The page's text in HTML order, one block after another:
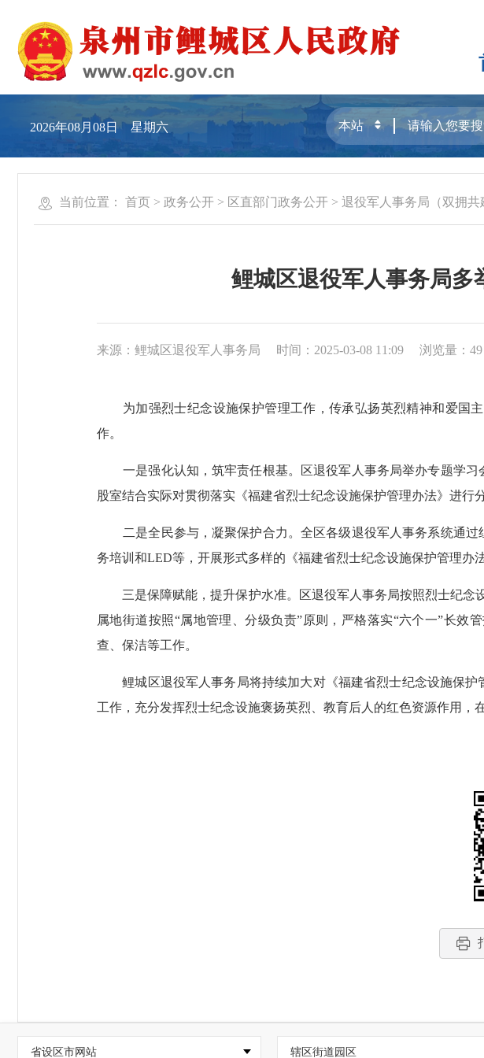
2026年08月08日 星期六
当前位置： 首页 > 政务公开 > 区直部门政务公开 > 退役军人事务局（双拥共
鲤城区退役军人事务局多
来源：鲤城区退役军人事务局 时间：2025-03-08 11:09 浏览量： 49
为加强烈士纪念设施保护管理工作，传承弘扬英烈精神和爱国主
作。
一是强化认知，筑牢责任根基。区退役军人事务局举办专题学习
股室结合实际对贯彻落实《福建省烈士纪念设施保护管理办法》进行
二是全民参与，凝聚保护合力。全区各级退役军人事务系统通过
务培训和LED等，开展形式多样的《福建省烈士纪念设施保护管理办
三是保障赋能，提升保护水准。区退役军人事务局按照烈士纪念
属地街道按照“属地管理、分级负责”原则，严格落实“六个一”长
查、保洁等工作。
鲤城区退役军人事务局将持续加大对《福建省烈士纪念设施保护
工作，充分发挥烈士纪念设施褒扬英烈、教育后人的红色资源作用，
省设区市网站 辖区街道园区